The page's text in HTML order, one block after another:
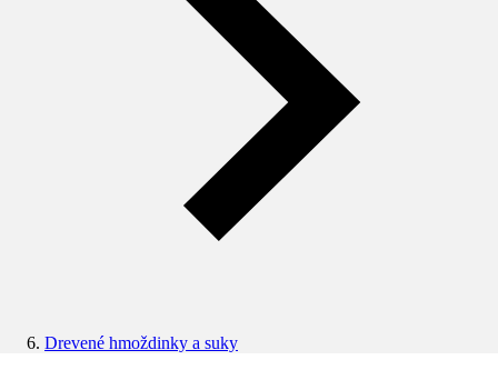
Drevené hmoždinky a suky